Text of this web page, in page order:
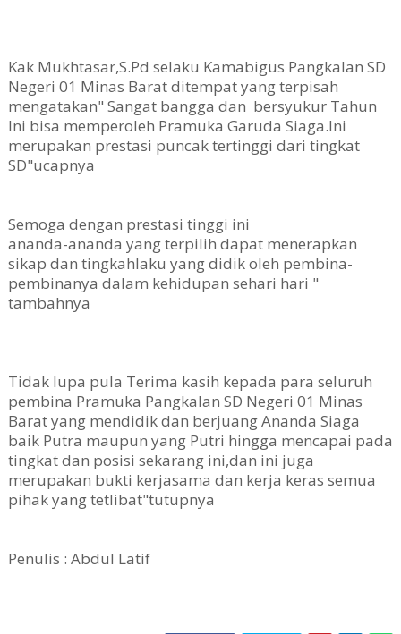
Kak Mukhtasar,S.Pd selaku Kamabigus Pangkalan SD
Negeri 01 Minas Barat ditempat yang terpisah
mengatakan" Sangat bangga dan bersyukur Tahun
Ini bisa memperoleh Pramuka Garuda Siaga.Ini
merupakan prestasi puncak tertinggi dari tingkat
SD"ucapnya
Semoga dengan prestasi tinggi ini
ananda-ananda yang terpilih dapat menerapkan
sikap dan tingkahlaku yang didik oleh pembina-
pembinanya dalam kehidupan sehari hari "
tambahnya
Tidak lupa pula Terima kasih kepada para seluruh
pembina Pramuka Pangkalan SD Negeri 01 Minas
Barat yang mendidik dan berjuang Ananda Siaga
baik Putra maupun yang Putri hingga mencapai pada
tingkat dan posisi sekarang ini,dan ini juga
merupakan bukti kerjasama dan kerja keras semua
pihak yang tetlibat"tutupnya
Penulis : Abdul Latif